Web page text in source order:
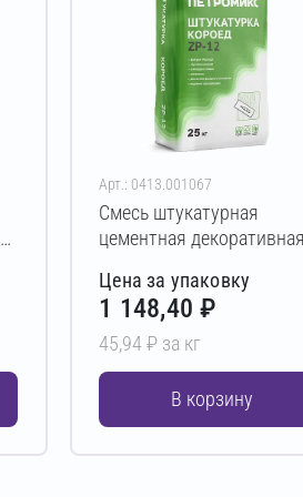
Арт.: 0413.001067
Смесь штукатурная
цементная декоративная
(2,0 мм)
Цена за упаковку
1 148,40 ₽
45,94 ₽ за кг
В корзину